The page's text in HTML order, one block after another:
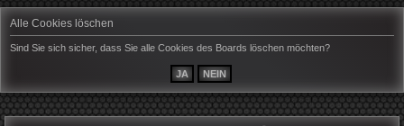
Alle Cookies löschen
Sind Sie sich sicher, dass Sie alle Cookies des Boards löschen möchten?